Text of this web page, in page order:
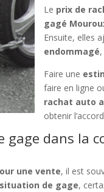
Le prix de
gagé
Ensuite, elles
endommagé
Faire une
faire en ligne
rachat auto
obtenir
gage dans la
une vente, il est
de gage,